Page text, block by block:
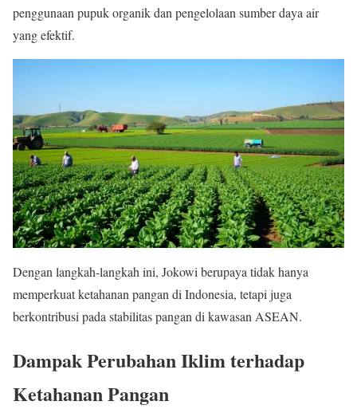
penggunaan pupuk organik dan pengelolaan sumber daya air
yang efektif.
Dengan langkah-langkah ini, Jokowi berupaya tidak hanya
memperkuat ketahanan pangan di Indonesia, tetapi juga
berkontribusi pada stabilitas pangan di kawasan ASEAN.
Dampak Perubahan Iklim terhadap
Ketahanan Pangan